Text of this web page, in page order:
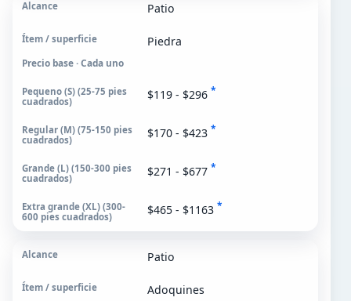
Patio
Piedra
Precio base · Cada uno
$119 - $296 *
$170 - $423 *
$271 - $677 *
$465 - $1163 *
Patio
Adoquines